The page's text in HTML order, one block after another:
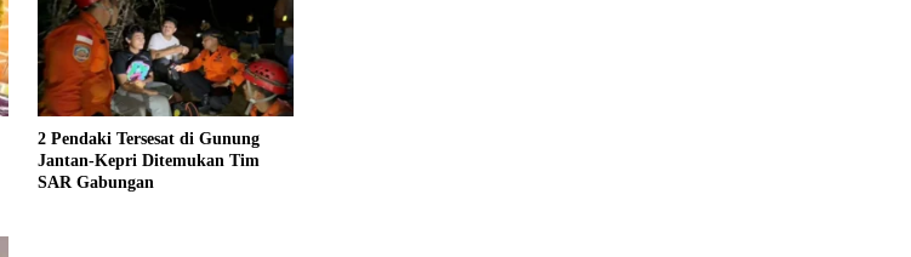
2 Pendaki Tersesat di Gunung
Jantan-Kepri Ditemukan Tim
SAR Gabungan